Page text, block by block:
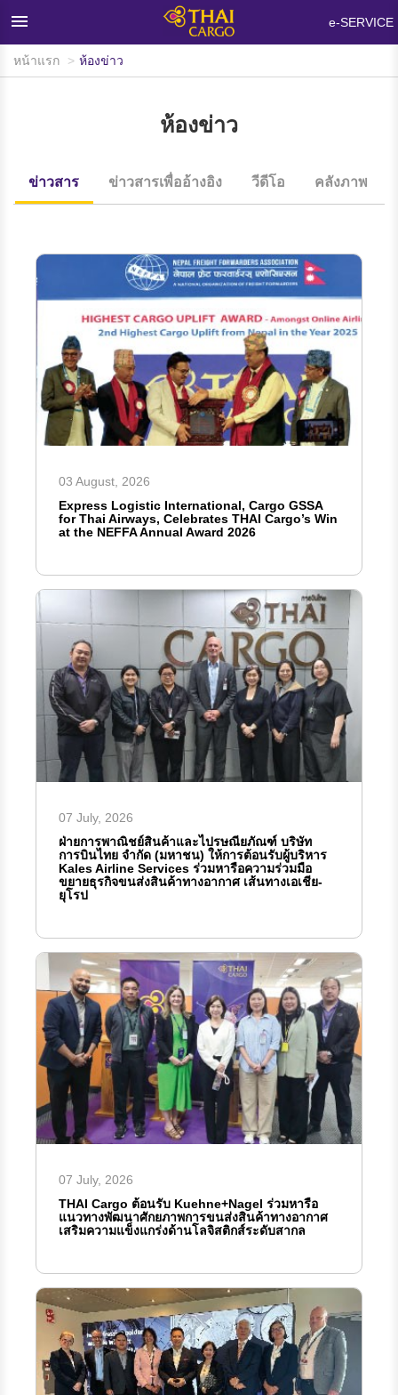
×
หน้าแรก
ห้องข่าว
คำถามที่พบบ่อย
เกี่ยวกับไทยคาร์โก้
ติดต่อเรา
สนใจใช้บริการ
e-SERVICE
หน้าแรก ห้องข่าว
ห้องข่าว
ข่าวสาร ข่าวสารเพื่ออ้างอิง วีดีโอ คลังภาพ
03 August, 2026
Express Logistic International, Cargo GSSA
for Thai Airways, Celebrates THAI Cargo’s Win
at the NEFFA Annual Award 2026
07 July, 2026
ฝ่ายการพาณิชย์สินค้าและไปรษณียภัณฑ์ บริษัท
การบินไทย จำกัด (มหาชน) ให้การต้อนรับผู้บริหาร
Kales Airline Services ร่วมหารือความร่วมมือ
ขยายธุรกิจขนส่งสินค้าทางอากาศ เส้นทางเอเชีย-
ยุโรป
07 July, 2026
THAI Cargo ต้อนรับ Kuehne+Nagel ร่วมหารือ
แนวทางพัฒนาศักยภาพการขนส่งสินค้าทางอากาศ
เสริมความแข็งแกร่งด้านโลจิสติกส์ระดับสากล